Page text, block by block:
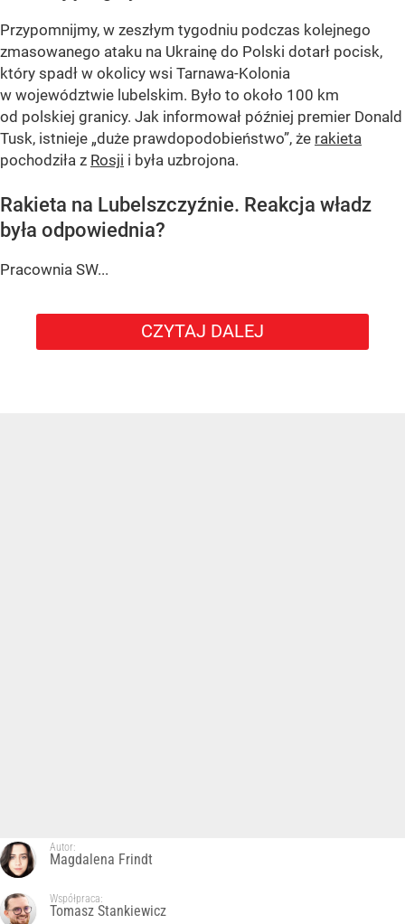
Przypomnijmy, w zeszłym tygodniu podczas kolejnego
zmasowanego ataku na Ukrainę do Polski dotarł pocisk,
który spadł w okolicy wsi Tarnawa-Kolonia
w województwie lubelskim. Było to około 100 km
od polskiej granicy. Jak informował później premier Donald
Tusk, istnieje „duże prawdopodobieństwo”, że rakieta
pochodziła z Rosji i była uzbrojona.
Rakieta na Lubelszczyźnie. Reakcja władz
była odpowiednia?
Pracownia SW...
CZYTAJ DALEJ
Autor:
Magdalena Frindt
Współpraca:
Tomasz Stankiewicz